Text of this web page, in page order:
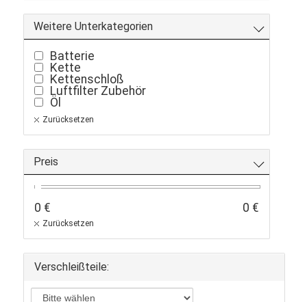
Weitere Unterkategorien
Batterie
Kette
Kettenschloß
Luftfilter Zubehör
Öl
Zurücksetzen
Preis
0 € 0 €
Zurücksetzen
Verschleißteile: